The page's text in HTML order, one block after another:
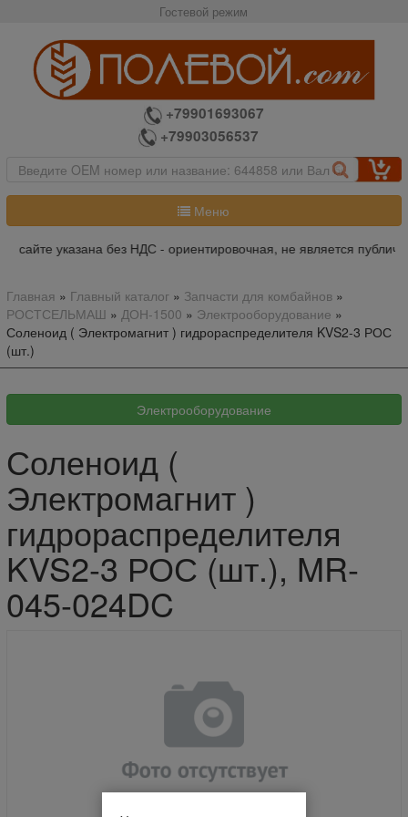
Гостевой режим
+79901693067
+79903056537
Меню
сайте указана без НДС - ориентировочная, не является
Главная » Главный каталог» Запчасти для комбайнов»
РОСТСЕЛЬМАШ » ДОН-1500 » Электрооборудование »
Соленоид ( Электромагнит ) гидрораспределителя KVS2-3 РОС
(шт.)
Соленоид (
Электромагнит )
гидрораспределителя
KVS2-3 РОС (шт.), MR-
045-024DC